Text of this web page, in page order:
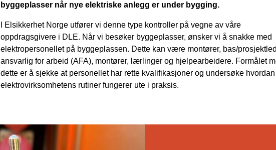
byggeplasser når nye elektriske anlegg er under bygging.
I Elsikkerhet Norge utfører vi denne type kontroller på vegne av våre
oppdragsgivere i DLE. Når vi besøker byggeplasser, ønsker vi å snakke med
elektropersonellet på byggeplassen. Dette kan være montører, bas/
ansvarlig for arbeid (AFA), montører, lærlinger og hjelpearbeidere. Formålet
dette er å sjekke at personellet har rette kvalifikasjoner og undersøke hvordan
elektrovirksomhetens rutiner fungerer ute i praksis.